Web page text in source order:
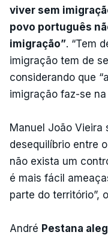
viver sem
povo português
imigração”. “Tem
imigração tem de
considerando que
imigração faz-se na
Manuel João Vieira
desequilíbrio entre
não exista um
é mais fácil
parte do território”,
André Pestana